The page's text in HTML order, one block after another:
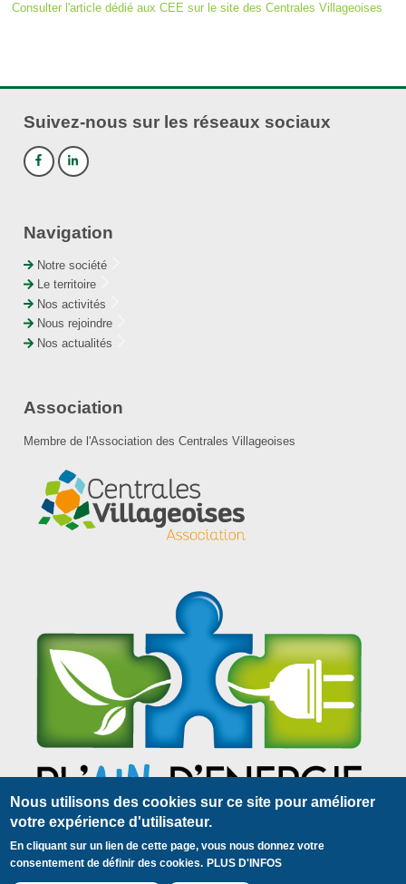
Consulter l'article dédié aux CEE sur le site des Centrales Villageoises
Suivez-nous sur les réseaux sociaux
Navigation
Notre société
Le territoire
Nos activités
Nous rejoindre
Nos actualités
Association
Membre de l'Association des Centrales Villageoises
Pied
Plan du site Mentions légales Contact
Nous utilisons des cookies sur ce site pour améliorer
votre expérience d'utilisateur.
En cliquant sur un lien de cette page, vous nous donnez votre
consentement de définir des cookies. PLUS D'INFOS